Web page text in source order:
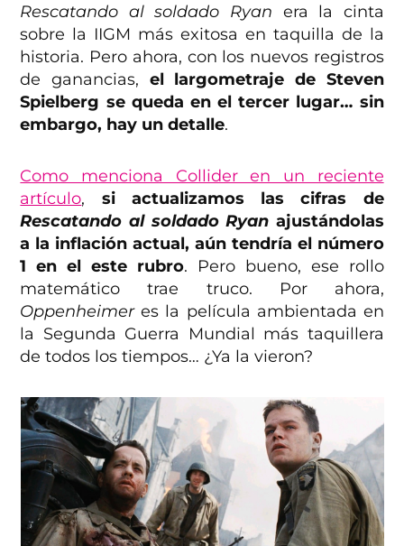
Rescatando al soldado Ryan era la cinta
sobre la IIGM más exitosa en taquilla de la
historia. Pero ahora, con los nuevos registros
de ganancias, el largometraje de Steven
Spielberg se queda en el tercer lugar… sin
embargo, hay un detalle.
Como menciona Collider en un reciente
artículo, si actualizamos las cifras de
Rescatando al soldado Ryan ajustándolas
a la inflación actual, aún tendría el número
1 en el este rubro. Pero bueno, ese rollo
matemático trae truco. Por ahora,
Oppenheimeres la película ambientada en
la Segunda Guerra Mundial más taquillera
de todos los tiempos… ¿Ya la vieron?